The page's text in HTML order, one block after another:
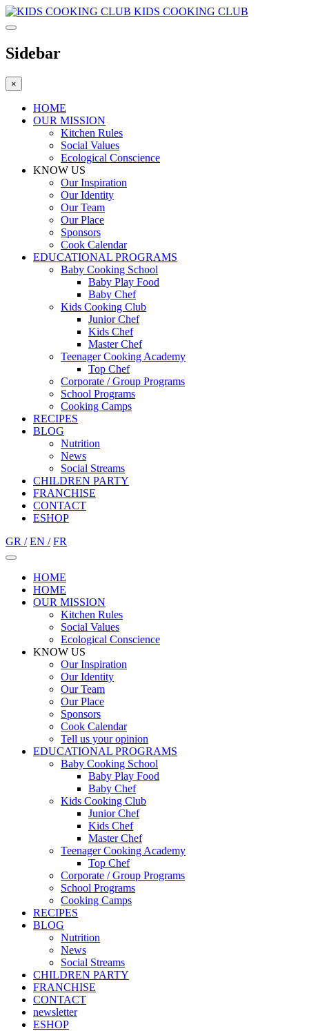
KIDS COOKING CLUB
Sidebar
×
HOME
OUR MISSION
Kitchen Rules
Social Values
Ecological Conscience
KNOW US
Οur Inspiration
Our Identity
Our Team
Our Place
Sponsors
Cook Calendar
EDUCATIONAL PROGRAMS
Baby Cooking School
Baby Play Food
Baby Chef
Kids Cooking Club
Junior Chef
Kids Chef
Master Chef
Teenager Cooking Academy
Top Chef
Corporate / Group Programs
School Programs
Cooking Camps
RECIPES
BLOG
Nutrition
Νews
Social Streams
CHILDREN PARTY
FRANCHISE
CONTACT
ESHOP
GR / EN / FR
HOME
HOME
OUR MISSION
Kitchen Rules
Social Values
Ecological Conscience
KNOW US
Οur Inspiration
Our Identity
Our Team
Our Place
Sponsors
Cook Calendar
Tell us your opinion
EDUCATIONAL PROGRAMS
Baby Cooking School
Baby Play Food
Baby Chef
Kids Cooking Club
Junior Chef
Kids Chef
Master Chef
Teenager Cooking Academy
Top Chef
Corporate / Group Programs
School Programs
Cooking Camps
RECIPES
BLOG
Nutrition
Νews
Social Streams
CHILDREN PARTY
FRANCHISE
CONTACT
newsletter
ESHOP